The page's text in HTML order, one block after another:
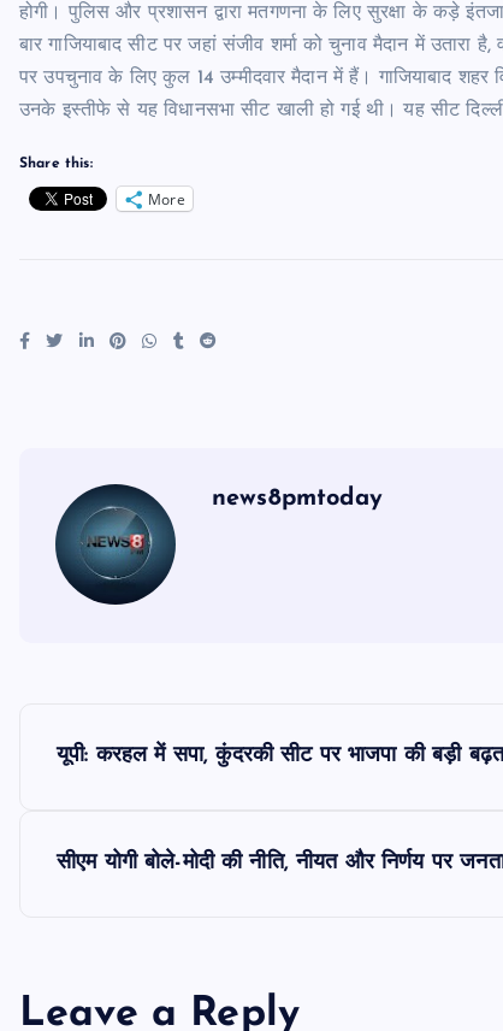
होगी। पुलिस और प्रशासन द्वारा मतगणना के लिए सुरक्षा के कड़े
बार गाजियाबाद सीट पर जहां संजीव शर्मा को चुनाव मैदान में उतारा
पर उपचुनाव के लिए कुल 14 उम्मीदवार मैदान में हैं। गाजियाबाद
उनके इस्तीफे से यह विधानसभा सीट खाली हो गई थी। यह सीट
Share this:
More
news8pmtoday
n
यूपी: करहल में सपा, कुंदरकी सीट पर भाजपा की बड़ी
सीएम योगी बोले-मोदी की नीति, नीयत और निर्णय पर
Leave a Reply